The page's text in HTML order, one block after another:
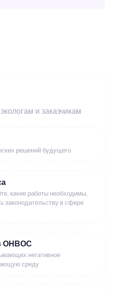
и заказчикам
решений будущего
какие работы необходимы,
законодательству в сфере
ОНВОС
негативное
среду